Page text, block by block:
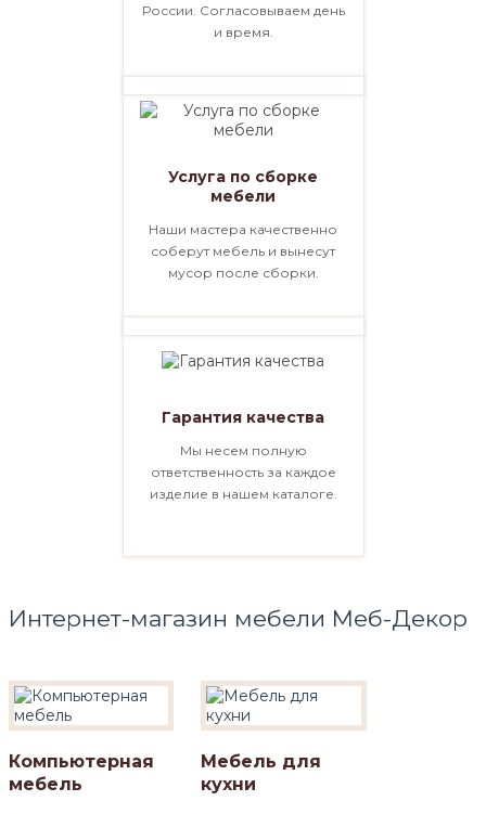
России. Согласовываем день
и время.
Услуга по сборке
мебели
Наши мастера качественно
соберут мебель и вынесут
мусор после сборки.
Гарантия качества
Мы несем полную
ответственность за каждое
изделие в нашем каталоге.
Интернет-магазин мебели Меб-Декор
Компьютерная
мебель
Мебель для
кухни